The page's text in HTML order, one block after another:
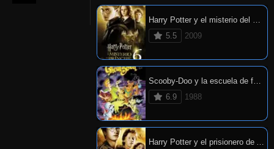
Harry Potter y el misterio del príncipe
5.5
2009
Scooby-Doo y la escuela de fantasmas
6.9
1988
Harry Potter y el prisionero de Azkaban